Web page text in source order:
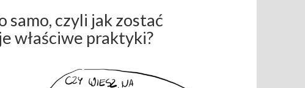
samo, czyli jak zostać
właściwe praktyki?